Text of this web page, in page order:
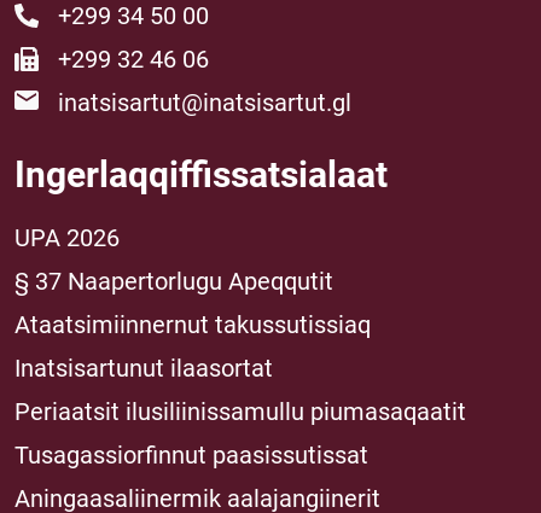
+299 34 50 00
+299 32 46 06
inatsisartut@inatsisartut.gl
Ingerlaqqiffissatsialaat
UPA 2026
§ 37 Naapertorlugu Apeqqutit
Ataatsimiinnernut takussutissiaq
Inatsisartunut ilaasortat
Periaatsit ilusiliinissamullu piumasaqaatit
Tusagassiorfinnut paasissutissat
Aningaasaliinermik aalajangiinerit